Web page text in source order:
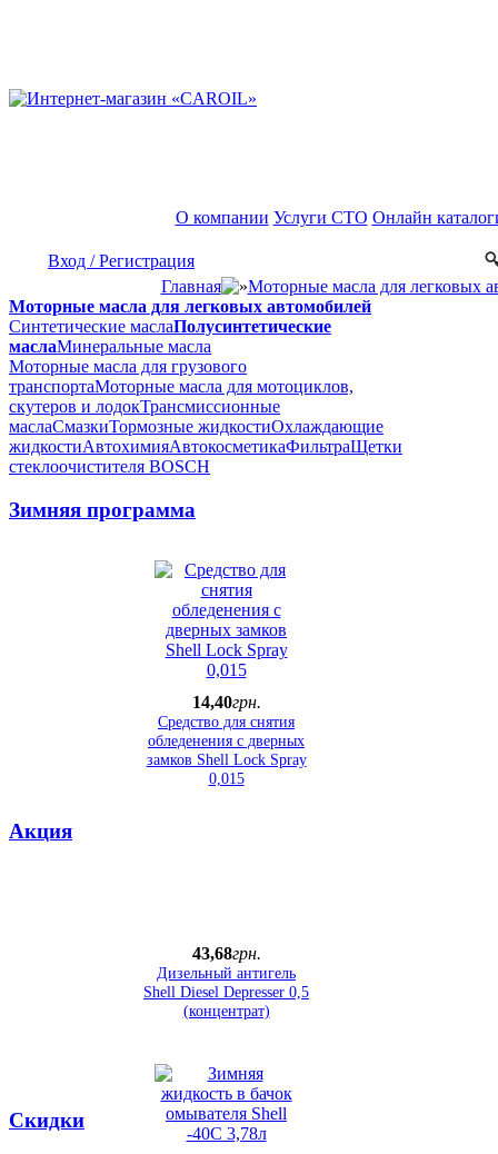
О компании Услуги СТО Онлайн
Вход / Регистрация
Главная
Моторные масла для легковых
Моторные масла для легковых автомобилей
Синтетические маслаПолусинтетические
маслаМинеральные масла
Моторные масла для грузового
транспортаМоторные масла для мотоциклов,
скутеров и лодокТрансмиссионные
маслаСмазкиТормозные жидкостиОхлаждающие
жидкостиАвтохимияАвтокосметикаФильтраЩетки
стеклоочистителя BOSCH
Зимняя программа
14,40грн.
Средство для снятия
обледенения с дверных
замков Shell Lock Spray
0,015
43,68грн.
Дизельный антигель
Shell Diesel Depresser 0,5
(концентрат)
Акция
Скидки